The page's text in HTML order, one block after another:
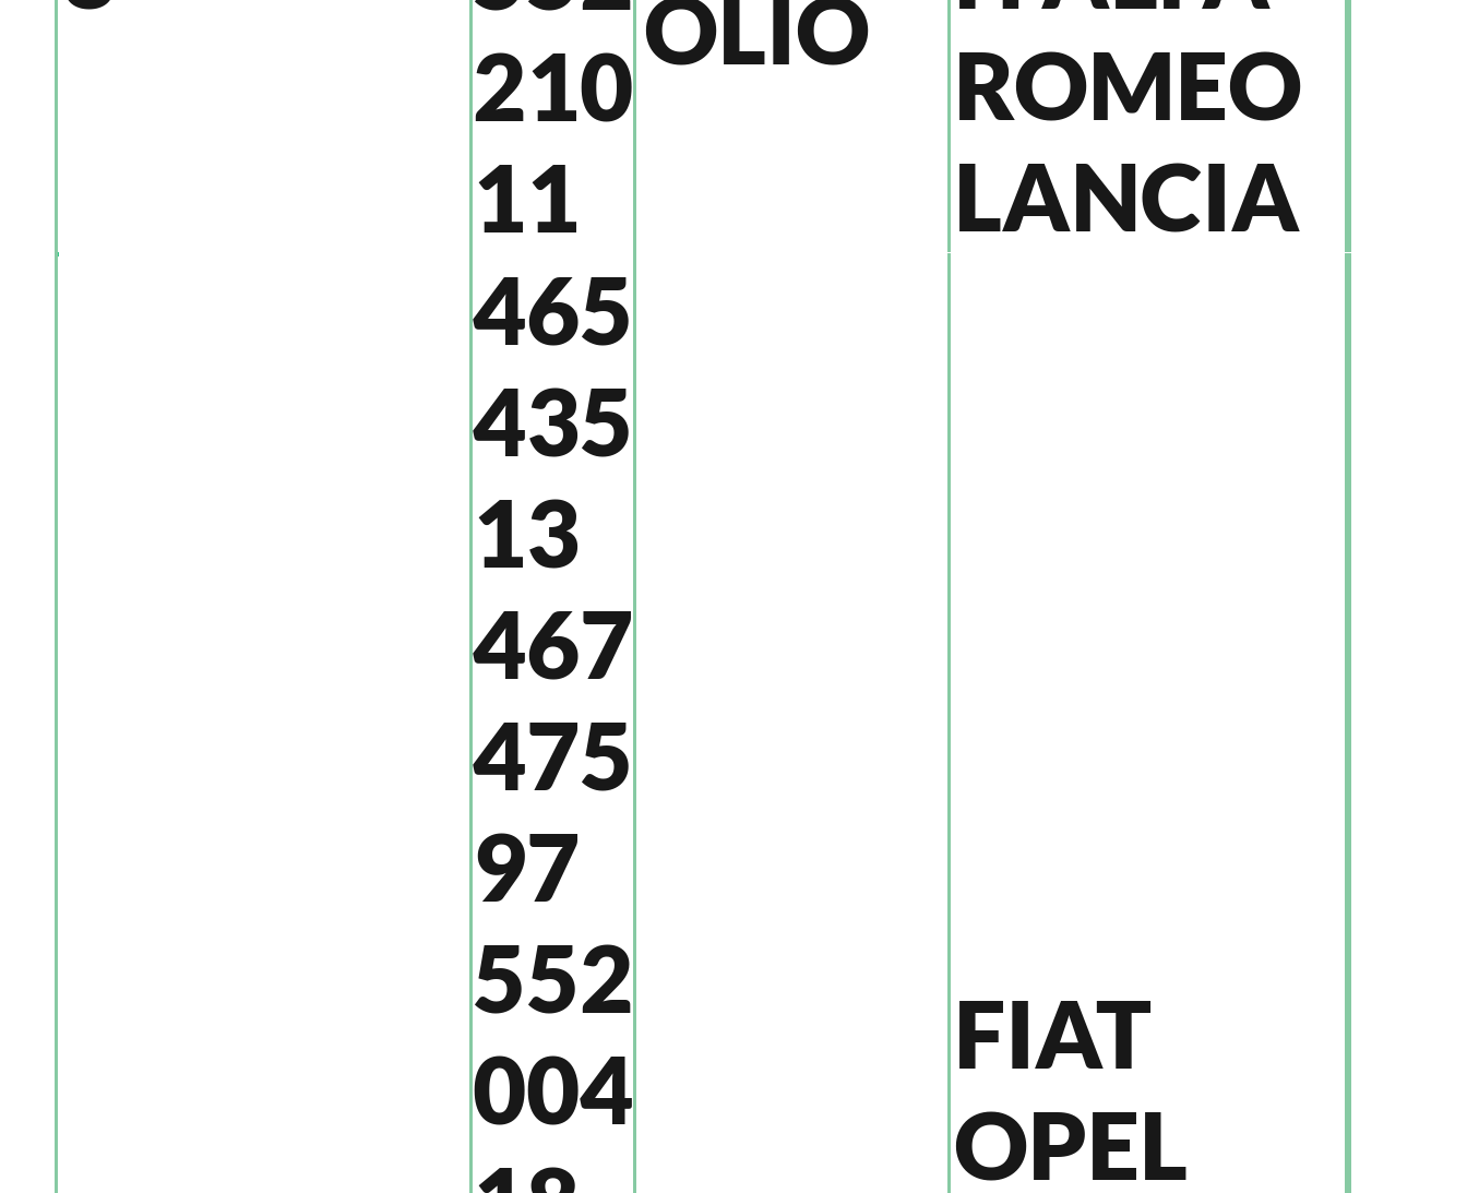
210
11
OLIO
ROMEO
LANCIA
465
435
13
467
475
97
552
004
FIAT
OPEL